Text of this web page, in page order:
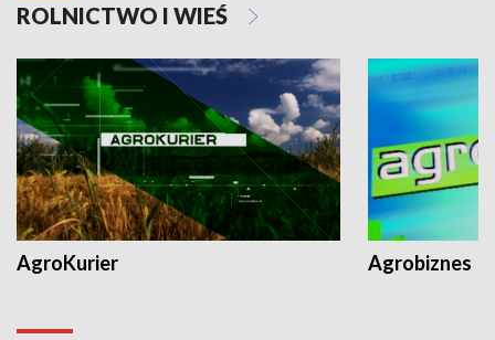
ROLNICTWO I WIEŚ
AgroKurier Agrobiznes